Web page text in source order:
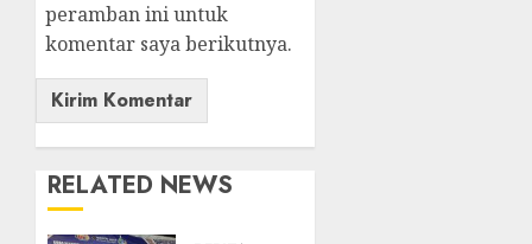
peramban ini untuk
komentar saya berikutnya.
RELATED NEWS